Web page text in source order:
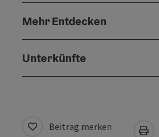
Mehr Entdecken
Unterkünfte
Beitrag merken